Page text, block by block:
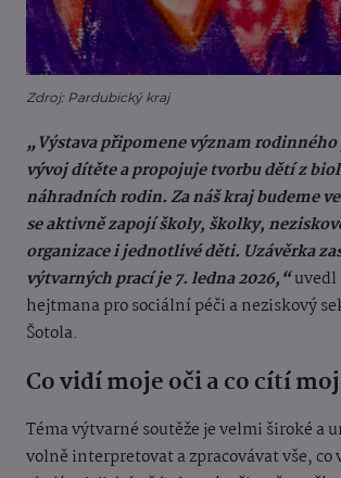
Zdroj: Pardubický kraj
„Výstava připomene význam
vývoj dítěte a propojuje tvorbu dětí z
náhradních rodin. Za náš kraj budeme
se aktivně zapojí školy, školky,
organizace i jednotlivé děti. Uzávěrka
výtvarných prací je 7. ledna 2026,“uvedl
hejtmana pro sociální péči a neziskový
Šotola.
Co vidí moje oči a co cítí
Téma výtvarné soutěže je velmi široké a
volně interpretovat a zpracovávat vše, co